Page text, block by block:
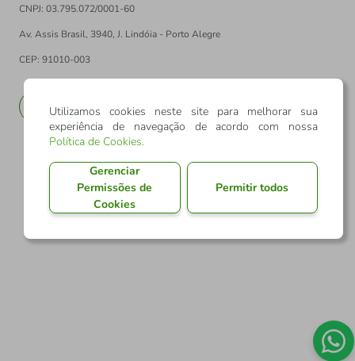
CNPJ: 03.795.072/0001-60
Av. Assis Brasil, 3940, J. Lindóia - Porto Alegre
CEP: 91010-003
EN
Utilizamos cookies neste site para melhorar sua
experiência de navegação de acordo com nossa
Política de Cookies.
Gerenciar
Permissões de
Cookies
Permitir todos